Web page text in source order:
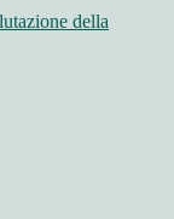
della